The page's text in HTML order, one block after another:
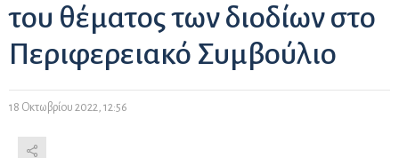
του θέματος των διοδίων στο
Περιφερειακό Συμβούλιο
18 Οκτωβρίου 2022, 12:56